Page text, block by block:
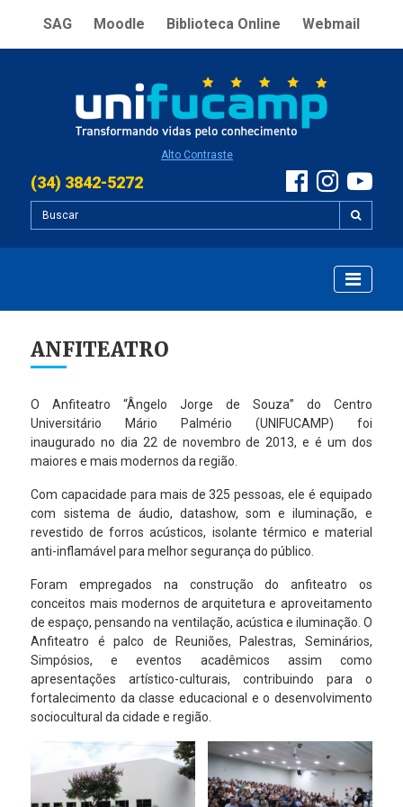
SAG Moodle Biblioteca Online Webmail
Alto Contraste
(34) 3842-5272
ANFITEATRO
O Anfiteatro “Ângelo Jorge de Souza” do Centro
Universitário Mário Palmério (UNIFUCAMP) foi
inaugurado no dia 22 de novembro de 2013, e é um dos
maiores e mais modernos da região.
Com capacidade para mais de 325 pessoas, ele é equipado
com sistema de áudio, datashow, som e iluminação, e
revestido de forros acústicos, isolante térmico e material
anti-inflamável para melhor segurança do público.
Foram empregados na construção do anfiteatro os
conceitos mais modernos de arquitetura e aproveitamento
de espaço, pensando na ventilação, acústica e iluminação. O
Anfiteatro é palco de Reuniões, Palestras, Seminários,
Simpósios, e eventos acadêmicos assim como
apresentações artístico-culturais, contribuindo para o
fortalecimento da classe educacional e o desenvolvimento
sociocultural da cidade e região.